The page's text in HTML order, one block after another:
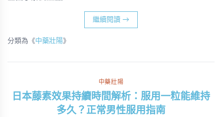
繼續閱讀 →
分類為《中藥壯陽》
中藥壯陽
日本藤素效果持續時間解析：服用一粒能維持
多久？正常男性服用指南